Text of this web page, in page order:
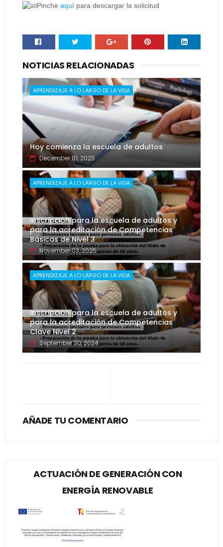
Pinche aquí­ para descargar la solicitud
NOTICIAS RELACIONADAS
APRENDIZAJE A LO LARGO DE LA VIDA
Hoy comienza la escuela de adultos
December 01, 2025
APRENDIZAJE A LO LARGO DE LA VIDA
Inscripción para la escuela de adultos y
para la acreditación de Competencias
Básicas de Nivel 3
November 03, 2025
APRENDIZAJE A LO LARGO DE LA VIDA
Inscripción para la escuela de adultos y
para la acreditación de Competencias
Clave Nivel 2
September 30, 2024
AÑADE TU COMENTARIO
ACTUACIÓN DE GENERACIÓN CON
ENERGÍA RENOVABLE